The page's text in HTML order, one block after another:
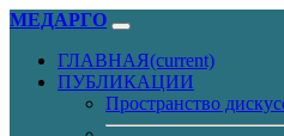
МЕДАРГО
ГЛАВНАЯ(current)
ПУБЛИКАЦИИ
Пространство